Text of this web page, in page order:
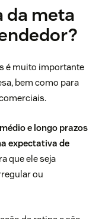
da meta
é muito importante
bem como para
e longo prazos
expectativa de
que ele seja
ou